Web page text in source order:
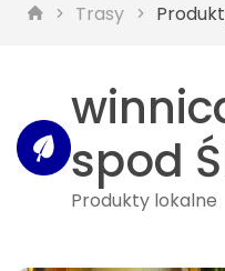
Trasy
spod
Produkty lokalne